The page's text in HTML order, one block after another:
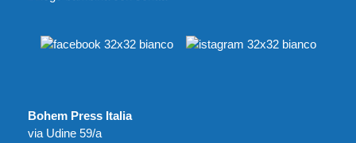
Bohem Press Italia
via Udine 59/a